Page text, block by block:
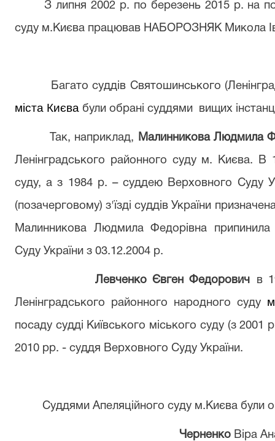
З липня 2002 р. по березень 2015р. на
суду м.Києва працював НАБОРОЗНЯК Микола
Багато суддів Святошинського
міста Києва були обрані суддями вищих
Так, наприклад, Малинникова Людмила
Ленінградського районного суду м. Києва. В
суду, а з 1984 р. –суддею Верховного Суду
(позачерговому) з'їзді суддів України
Малинникова Людмила Федорівна припинила
Суду України з 03.12.2004 р.
Левченко Євген Федорович в
Ленінградського районного народного суду
посаду судді Київського міського суду (з
2010 рр. - суддя Верховного Суду України.
Суддями Апеляційного суду м.Києва були
Черненко Віра